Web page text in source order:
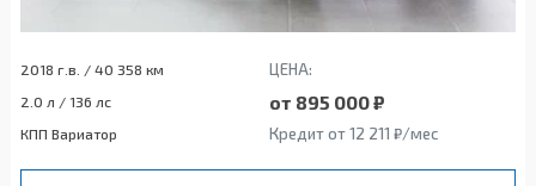
2018 г.в. / 40 358 км ЦЕНА:
2.0 л / 136 лс от 895 000 ₽
КПП Вариатор Кредит от 12 211 ₽/мес